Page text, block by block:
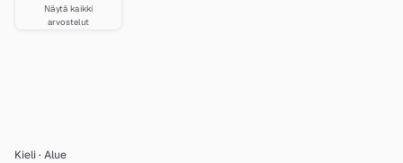
Näytä kaikki
arvostelut
Kieli· Alue